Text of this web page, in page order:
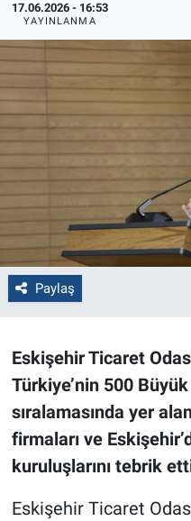
17.06.2026 - 16:53
YAYINLANMA
Paylaş
Eskişehir Ticaret
Türkiye’nin 500
sıralamasında yer
firmaları ve
kuruluşlarını tebrik
Eskişehir Ticaret
Sağlık
Alış-Veriş/İş dünyası
Ekonomi
Kültür Sanat
Politika
Bilecik
Kütahya
Gezi
Genel
Yerel
Magazin
Haber Arşivi